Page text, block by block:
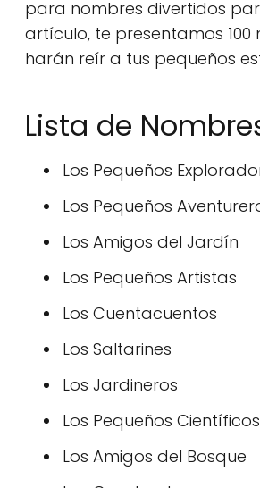
para nombres divertidos
artículo, te presentamos
harán reír a tus pequeños
Lista de
Los Pequeños
Los Pequeños
Los Amigos del Jardín
Los Pequeños Artistas
Los Cuentacuentos
Los Saltarines
Los Jardineros
Los Pequeños Científicos
Los Amigos del Bosque